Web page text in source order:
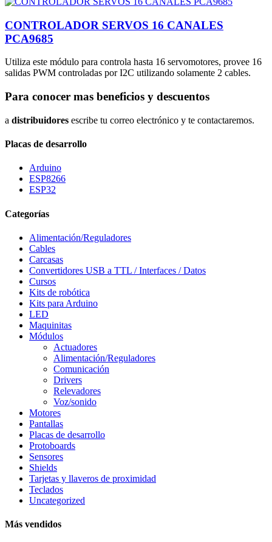
CONTROLADOR SERVOS 16 CANALES
PCA9685
Utiliza este módulo para controla hasta 16 servomotores, provee 16
salidas PWM controladas por I2C utilizando solamente 2 cables.
Para conocer mas beneficios y descuentos
a distribuidores escribe tu correo electrónico y te contactaremos.
Placas de desarrollo
Arduino
ESP8266
ESP32
Categorías
Alimentación/Reguladores
Cables
Carcasas
Convertidores USB a TTL / Interfaces / Datos
Cursos
Kits de robótica
Kits para Arduino
LED
Maquinitas
Módulos
Actuadores
Alimentación/Reguladores
Comunicación
Drivers
Relevadores
Voz/sonido
Motores
Pantallas
Placas de desarrollo
Protoboards
Sensores
Shields
Tarjetas y llaveros de proximidad
Teclados
Uncategorized
Más vendidos